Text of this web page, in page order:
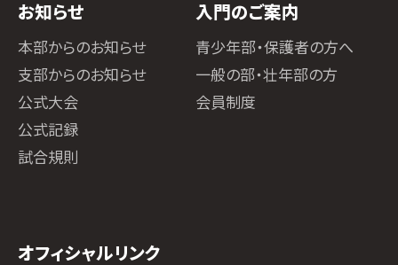
お知らせ
本部からのお知らせ
支部からのお知らせ
公式大会
公式記録
試合規則
入門のご案内
青少年部・保護者の方へ
一般の部・壮年部の方
会員制度
オフィシャルリンク